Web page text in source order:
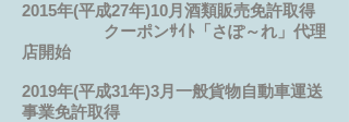
2015年(平成27年)10月酒類販売免許取得
クーポンｻｲﾄ「さぽ～れ」代理
店開始
2019年(平成31年)3月一般貨物自動車運送
事業免許取得